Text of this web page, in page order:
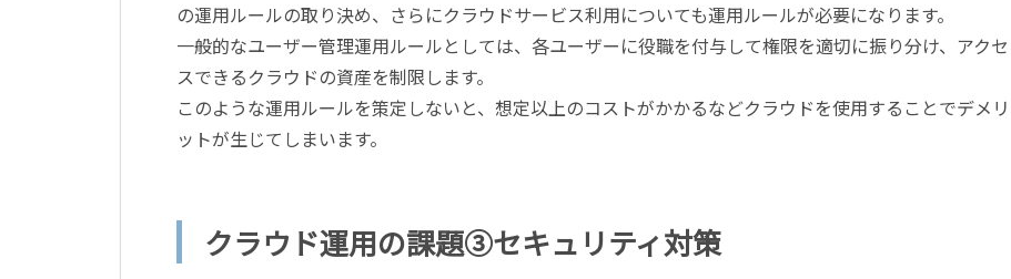
の運用ルールの取り決め、さらにクラウドサービス利用についても運用ルールが必要になります。
一般的なユーザー管理運用ルールとしては、各ユーザーに役職を付与して権限を適切に振り分け、アクセ
スできるクラウドの資産を制限します。
このような運用ルールを策定しないと、想定以上のコストがかかるなどクラウドを使用することでデメリ
ットが生じてしまいます。
クラウド運用の課題③セキュリティ対策